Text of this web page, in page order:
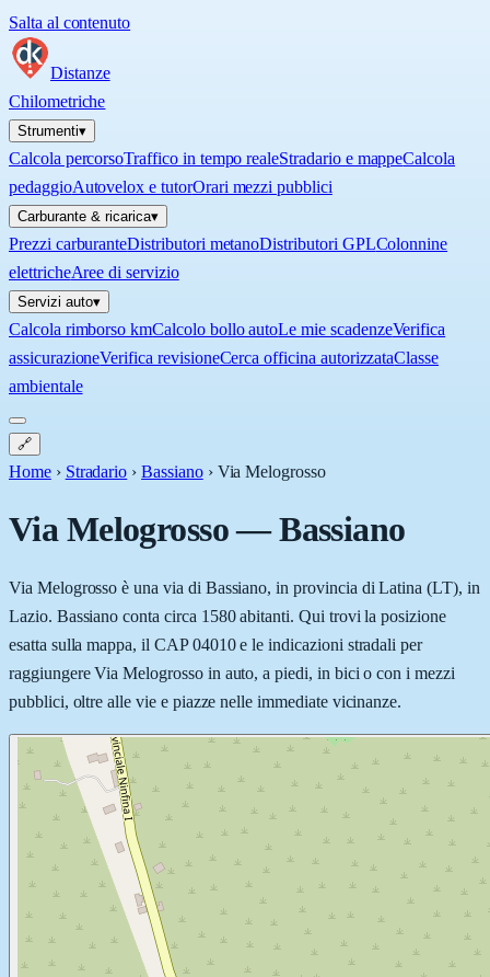
Salta al contenuto
Distanze
Chilometriche
Strumenti▾
Calcola percorsoTraffico in tempo realeStradario e mappeCalcola
pedaggioAutovelox e tutorOrari mezzi pubblici
Carburante & ricarica▾
Prezzi carburanteDistributori metanoDistributori GPLColonnine
elettricheAree di servizio
Servizi auto▾
Calcola rimborso kmCalcolo bollo autoLe mie scadenzeVerifica
assicurazioneVerifica revisioneCerca officina autorizzataClasse
ambientale
🔗
Home › Stradario › Bassiano › Via Melogrosso
Via Melogrosso—Bassiano
Via Melogrosso è una via di Bassiano, in provincia di Latina (LT), in
Lazio. Bassiano conta circa 1580 abitanti. Qui trovi la posizione
esatta sulla mappa, il CAP 04010 e le indicazioni stradali per
raggiungere Via Melogrosso in auto, a piedi, in bici o con i mezzi
pubblici, oltre alle vie e piazze nelle immediate vicinanze.